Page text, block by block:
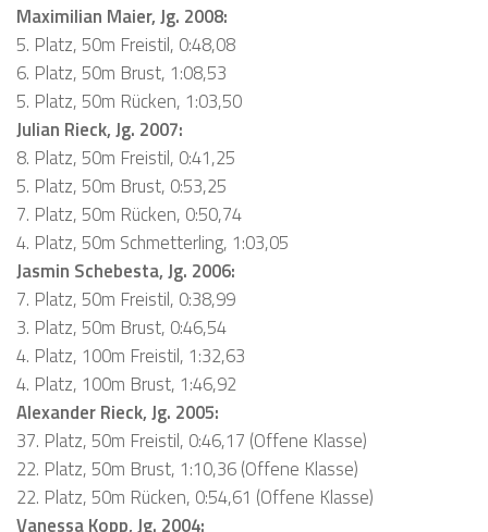
Maximilian Maier, Jg. 2008:
5. Platz, 50m Freistil, 0:48,08
6. Platz, 50m Brust, 1:08,53
5. Platz, 50m Rücken, 1:03,50
Julian Rieck, Jg. 2007:
8. Platz, 50m Freistil, 0:41,25
5. Platz, 50m Brust, 0:53,25
7. Platz, 50m Rücken, 0:50,74
4. Platz, 50m Schmetterling, 1:03,05
Jasmin Schebesta, Jg. 2006:
7. Platz, 50m Freistil, 0:38,99
3. Platz, 50m Brust, 0:46,54
4. Platz, 100m Freistil, 1:32,63
4. Platz, 100m Brust, 1:46,92
Alexander Rieck, Jg. 2005:
37. Platz, 50m Freistil, 0:46,17 (Offene Klasse)
22. Platz, 50m Brust, 1:10,36 (Offene Klasse)
22. Platz, 50m Rücken, 0:54,61 (Offene Klasse)
Vanessa Kopp, Jg. 2004: